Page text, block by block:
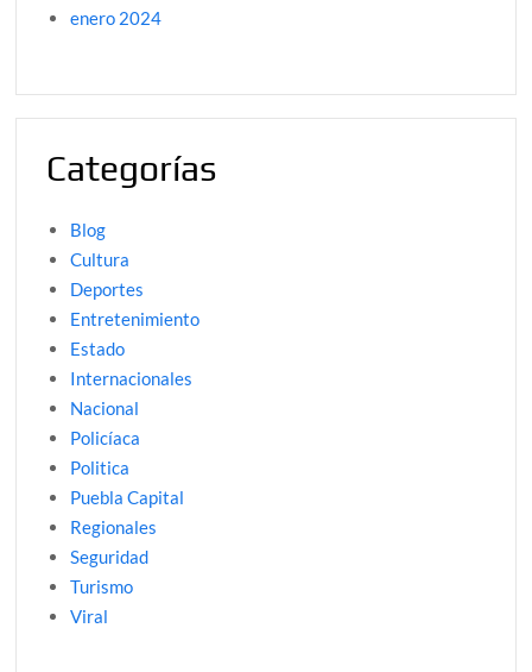
enero 2024
Categorías
Blog
Cultura
Deportes
Entretenimiento
Estado
Internacionales
Nacional
Policíaca
Politica
Puebla Capital
Regionales
Seguridad
Turismo
Viral